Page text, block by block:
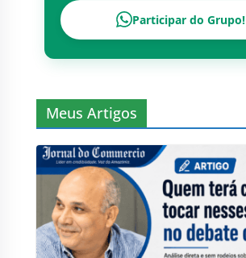
Participar do Grupo!
Meus Artigos